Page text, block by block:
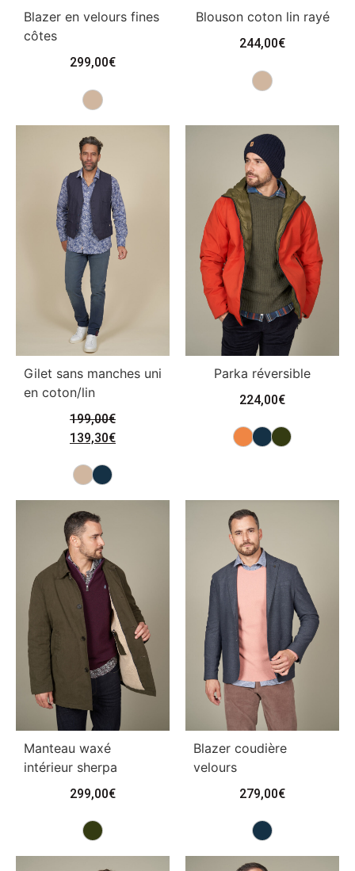
Blazer en velours fines
côtes
299,00€
Blouson coton lin rayé
244,00€
Gilet sans manches uni
en coton/lin
199,00€
139,30€
Parka réversible
224,00€
Manteau waxé
intérieur sherpa
299,00€
Blazer coudière
velours
279,00€